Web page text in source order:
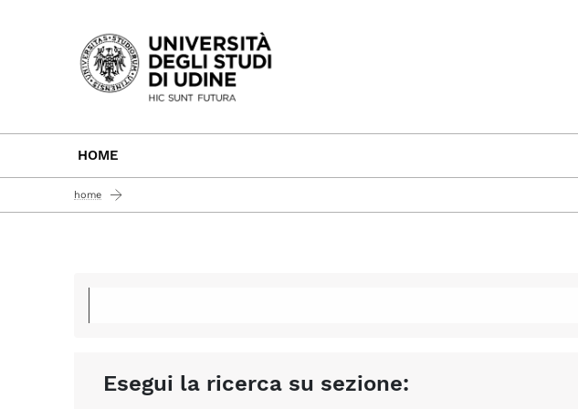
Passa al contenuto principale
HOME
home
Esegui la ricerca su sezione: